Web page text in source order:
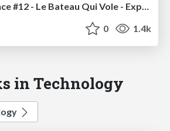
Time Series France #12 - Le Bateau Qui Vole - Exploiter des données de navigation pour remporter les courses au large
0 1.4k
in Technology